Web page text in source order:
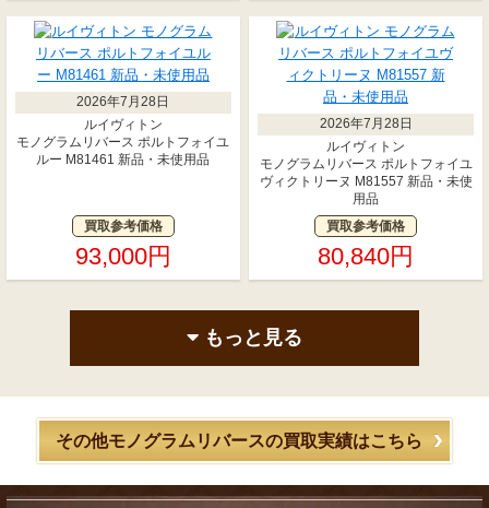
2026年7月28日
ルイヴィトン
モノグラムリバース ポルトフォイユ
ルー M81461 新品・未使用品
買取参考価格
93,000円
2026年7月28日
ルイヴィトン
モノグラムリバース ポルトフォイユ
ヴィクトリーヌ M81557 新品・未使
用品
買取参考価格
80,840円
もっと見る
その他モノグラムリバースの買取実績はこちら